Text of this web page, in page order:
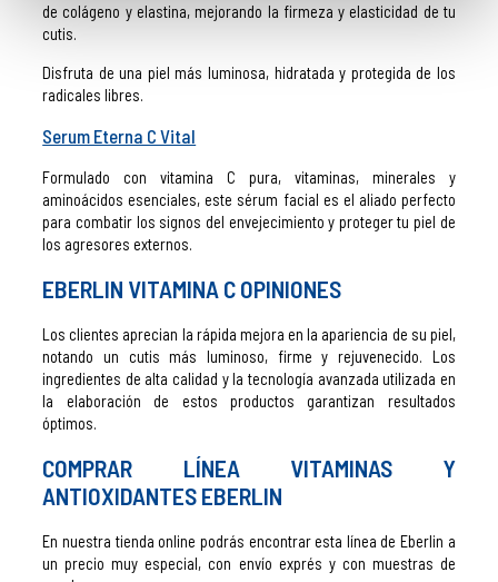
de colágeno y elastina, mejorando la firmeza y elasticidad de tu
cutis.
Disfruta de una piel más luminosa, hidratada y protegida de los
radicales libres.
Serum Eterna C Vital
Formulado con vitamina C pura, vitaminas, minerales y
aminoácidos esenciales, este sérum facial es el aliado perfecto
para combatir los signos del envejecimiento y proteger tu piel de
los agresores externos.
EBERLIN VITAMINA C OPINIONES
Los clientes aprecian la rápida mejora en la apariencia de su piel,
notando un cutis más luminoso, firme y rejuvenecido. Los
ingredientes de alta calidad y la tecnología avanzada utilizada en
la elaboración de estos productos garantizan resultados
óptimos.
COMPRAR LÍNEA VITAMINAS Y
ANTIOXIDANTES EBERLIN
En nuestra tienda online podrás encontrar esta línea de Eberlin a
un precio muy especial, con envío exprés y con muestras de